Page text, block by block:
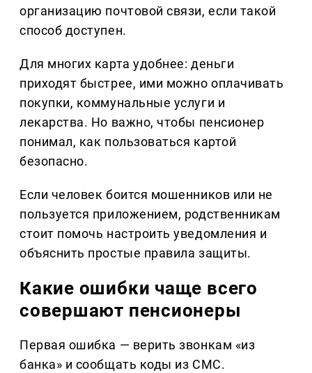
организацию почтовой связи, если такой
способ доступен.
Для многих карта удобнее: деньги
приходят быстрее, ими можно оплачивать
покупки, коммунальные услуги и
лекарства. Но важно, чтобы пенсионер
понимал, как пользоваться картой
безопасно.
Если человек боится мошенников или не
пользуется приложением, родственникам
стоит помочь настроить уведомления и
объяснить простые правила защиты.
Какие ошибки чаще всего
совершают пенсионеры
Первая ошибка — верить звонкам «из
банка» и сообщать коды из СМС.